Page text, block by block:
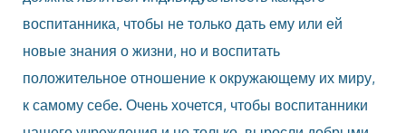
воспитанника, чтобы не только дать ему или ей
новые знания о жизни, но и воспитать
положительное отношение к окружающему их миру,
к самому себе. Очень хочется, чтобы воспитанники